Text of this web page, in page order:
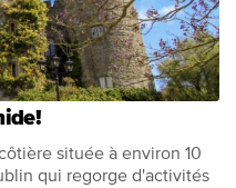
située à environ 10
qui regorge d'activités